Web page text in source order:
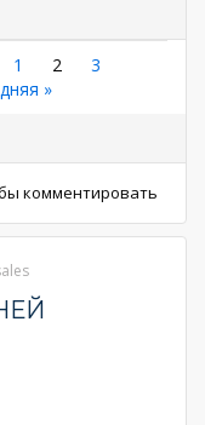
Страница
1
Текущая
2 Страница
3
»
комментировать